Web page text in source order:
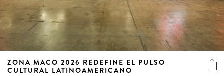
ZONA MACO 2026 REDEFINE EL PULSO
CULTURAL LATINOAMERICANO